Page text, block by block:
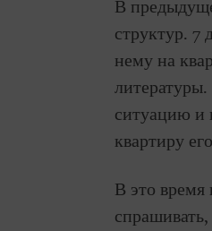
В
структур. 7
нему на
ситуацию и
квартиру
В это время